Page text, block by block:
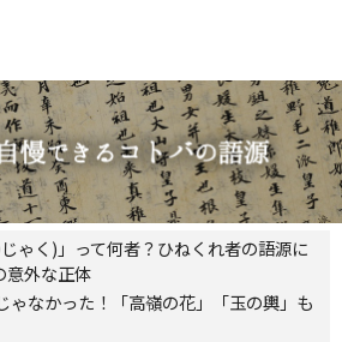
じゃく)」って何者？ひねくれ者の語源に
意外な正体
ゃなかった！「高嶺の花」「玉の輿」も